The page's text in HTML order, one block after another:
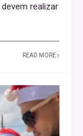
realizar
READ MORE